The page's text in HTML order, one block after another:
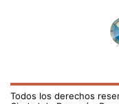
Todos los derechos